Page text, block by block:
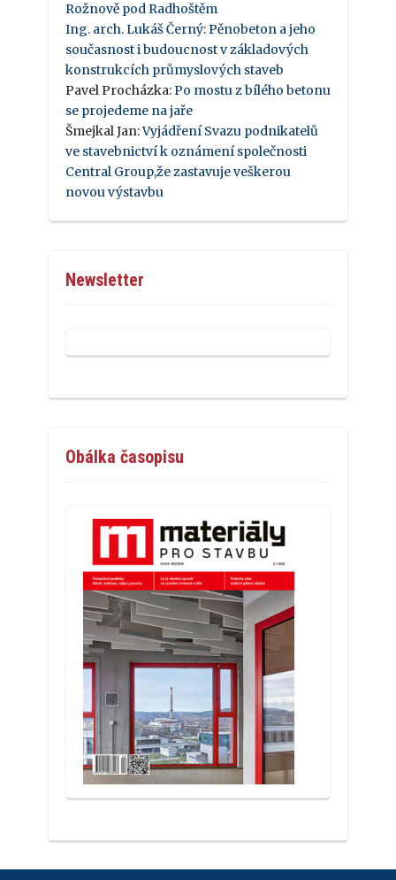
Rožnově pod Radhoštěm
Ing. arch. Lukáš Černý:Pěnobeton a jeho
současnost i budoucnost v základových
konstrukcích průmyslových staveb
Pavel Procházka:Po mostu z bílého betonu
se projedeme na jaře
Šmejkal Jan:Vyjádření Svazu podnikatelů
ve stavebnictví k oznámení společnosti
Central Group,že zastavuje veškerou
novou výstavbu
Newsletter
Obálka časopisu